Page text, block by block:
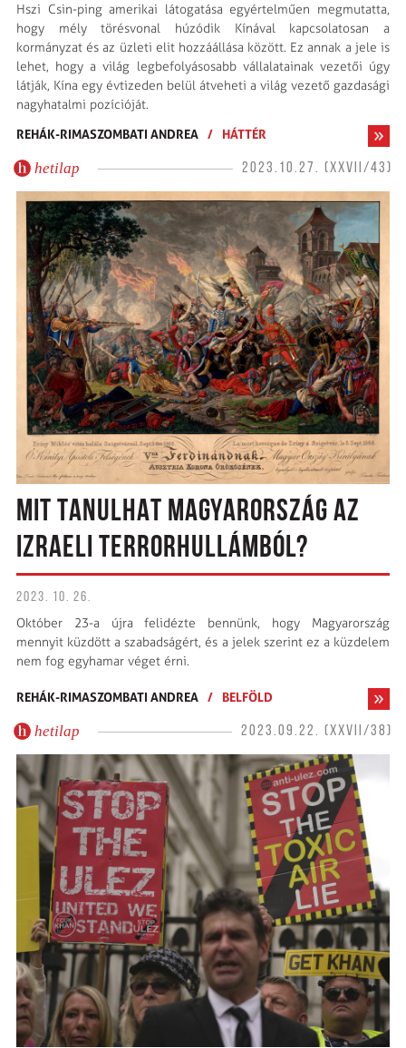
Hszi Csin-ping amerikai látogatása egyértelműen megmutatta,
hogy mély törésvonal húzódik Kínával kapcsolatosan a
kormányzat és az üzleti elit hozzáállása között. Ez annak a jele is
lehet, hogy a világ legbefolyásosabb vállalatainak vezetői úgy
látják, Kína egy évtizeden belül átveheti a világ vezető gazdasági
nagyhatalmi pozícióját.
REHÁK-RIMASZOMBATI ANDREA / HÁTTÉR
hetilap 2023.10.27. (XXVII/43)
MIT TANULHAT MAGYARORSZÁG AZ
IZRAELI TERRORHULLÁMBÓL?
2023. 10. 26.
Október 23-a újra felidézte bennünk, hogy Magyarország
mennyit küzdött a szabadságért, és a jelek szerint ez a küzdelem
nem fog egyhamar véget érni.
REHÁK-RIMASZOMBATI ANDREA / BELFÖLD
hetilap 2023.09.22. (XXVII/38)